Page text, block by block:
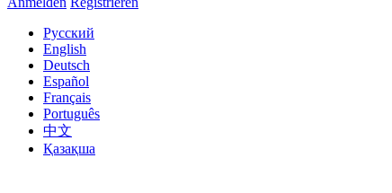
Русский
English
Deutsch
Español
Français
Português
中文
Қазақша